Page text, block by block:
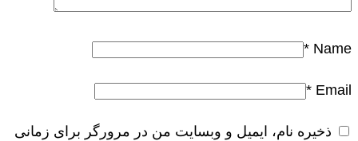
Name
*
Email
*
ذخیره نام، ایمیل و وبسایت من در مرورگر برای زمانی